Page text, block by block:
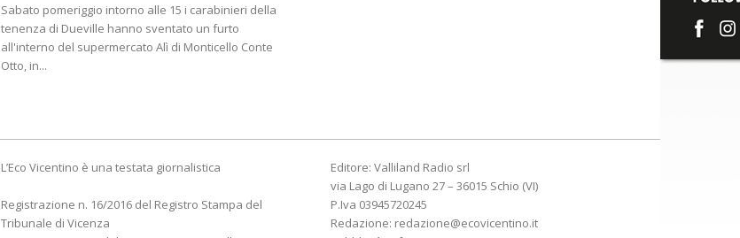
Sabato pomeriggio intorno alle 15 i carabinieri della
tenenza di Dueville hanno sventato un furto
all'interno del supermercato Alì di Monticello Conte
Otto, in...
L’Eco Vicentino è una testata giornalistica
Registrazione n. 16/2016 del Registro Stampa del
Tribunale di Vicenza
Editore: Valliland Radio srl
via Lago di Lugano 27 – 36015 Schio (VI)
P.Iva 03945720245
Redazione: redazione@ecovicentino.it